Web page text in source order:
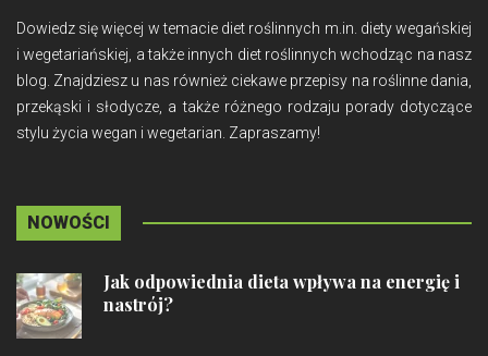
Dowiedz się więcej w temacie diet roślinnych m.in. diety wegańskiej
i wegetariańskiej, a także innych diet roślinnych wchodząc na nasz
blog. Znajdziesz u nas również ciekawe przepisy na roślinne dania,
przekąski i słodycze, a także różnego rodzaju porady dotyczące
stylu życia wegan i wegetarian. Zapraszamy!
NOWOŚCI
Jak odpowiednia dieta wpływa na energię i
nastrój?